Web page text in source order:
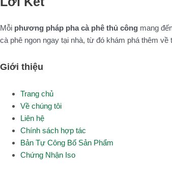
Mỗi phương pháp pha cà phê thủ công mang
cà phê ngon ngay tại nhà, từ đó khám phá thêm
Giới thiệu
Main
Menu
Trang chủ
Về chúng tôi
Liên hệ
Chính sách hợp tác
Bản Tự Công Bố Sản Phẩm
Chứng Nhận Iso